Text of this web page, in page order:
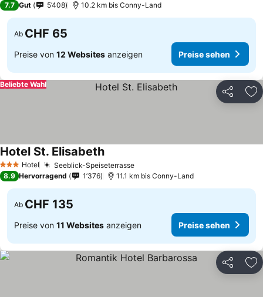
7.7 Gut 5’408 10.2 km bis Conny-Land
Ab CHF 65
Preise von 12 Websites anzeigen Preise sehen
Teilen
Beliebte Wahl
3 SterneHotel Seeblick-SpeiseterrassePreise sehen
Hotel St. ElisabethPreise sehen
8.9 Hervorragend 1’376 11.1 km bis Conny-Land
Ab CHF 135
Preise von 11 Websites anzeigen Preise sehen
Teilen